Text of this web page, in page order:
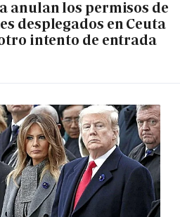
anulan los permisos de
desplegados en Ceuta
intento de entrada